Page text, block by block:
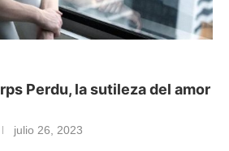
Perdu, la sutileza del amor
julio 26, 2023